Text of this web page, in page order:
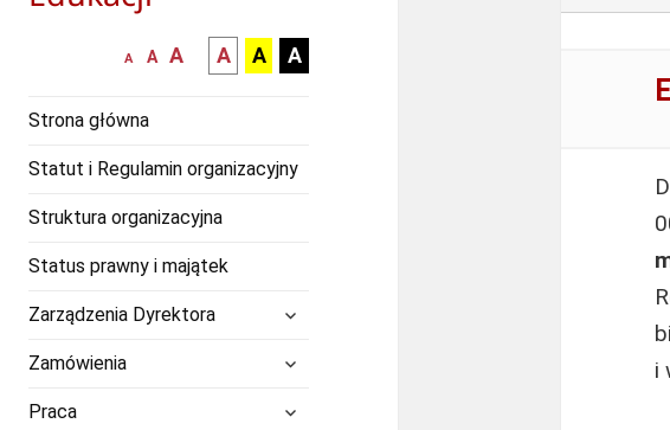
mniejsza
A
normalna
A
większa-
czcionka
A
kontrast
czarny
białym
A
kontrast
czarny
zółtym
A
kontrast
żółty
A
Strona główna
Statut i Regulamin organizacyjny
Struktura organizacyjna
Status prawny i majątek
Zarządzenia Dyrektora
rozwiń
menu
Zamówienia
Praca
i